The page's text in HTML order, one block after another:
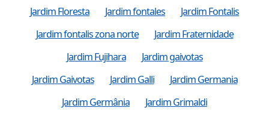
Jardim Floresta
Jardim fontales
Jardim Fontalis
Jardim fontalis zona norte
Jardim Fraternidade
Jardim Fujihara
Jardim gaivotas
Jardim Gaivotas
Jardim Galli
Jardim Germania
Jardim Germânia
Jardim Grimaldi